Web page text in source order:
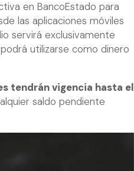
en BancoEstado para
las aplicaciones móviles
servirá exclusivamente
utilizarse como dinero
tendrán vigencia hasta el
saldo pendiente